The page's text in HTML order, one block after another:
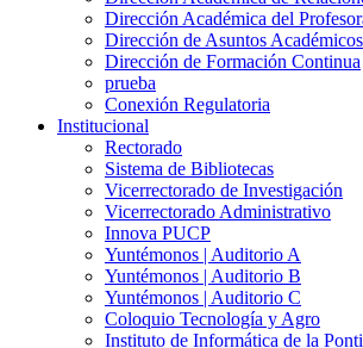
Dirección Académica del
Dirección de Asuntos Académicos
Dirección de Formación Continua
prueba
Conexión Regulatoria
Institucional
Rectorado
Sistema de Bibliotecas
Vicerrectorado de Investigación
Vicerrectorado Administrativo
Innova PUCP
Yuntémonos | Auditorio A
Yuntémonos | Auditorio B
Yuntémonos | Auditorio C
Coloquio Tecnología y Agro
Instituto de Informática de la